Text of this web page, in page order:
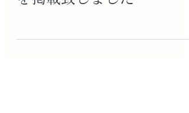
「令和3年度決算報告書」